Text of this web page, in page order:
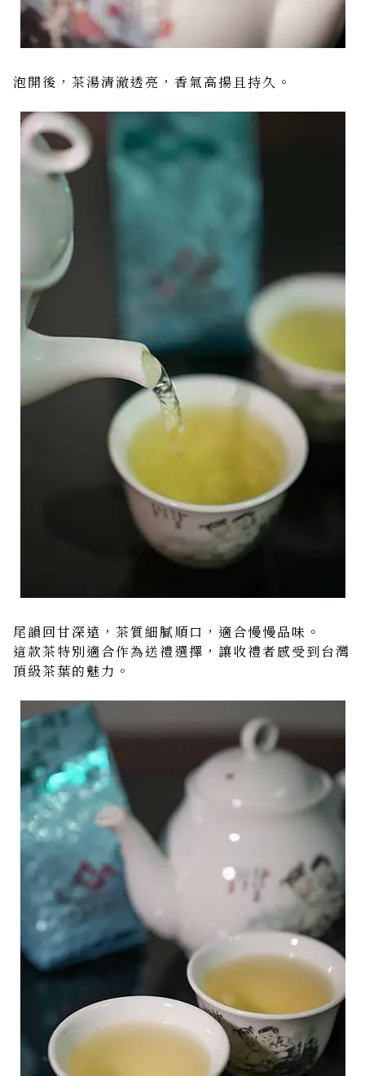
泡開後，茶湯清澈透亮，香氣高揚且持久。
尾韻回甘深遠，茶質細膩順口，適合慢慢品味。
這款茶特別適合作為送禮選擇，讓收禮者感受到台灣
頂級茶葉的魅力。